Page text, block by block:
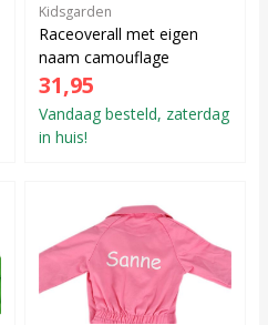
Kidsgarden
Raceoverall met eigen
naam camouflage
31,95
Vandaag besteld, zaterdag
in huis!